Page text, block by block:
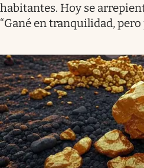
habitantes. Hoy se
“Gané en tranquilidad, pero